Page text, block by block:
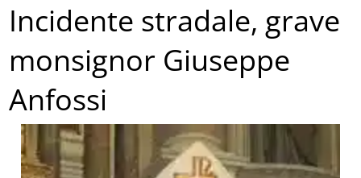
Incidente stradale, grave
monsignor Giuseppe
Anfossi